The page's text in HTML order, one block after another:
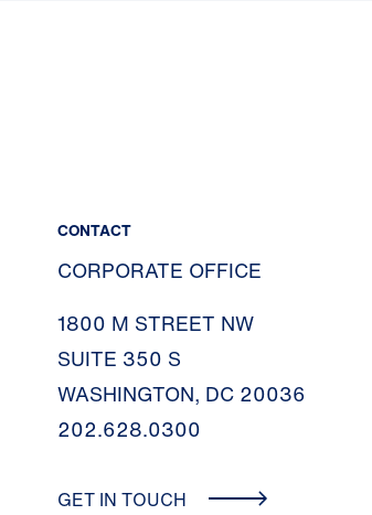
CONTACT
CORPORATE OFFICE
1800 M STREET NW
SUITE 350 S
WASHINGTON, DC 20036
202.628.0300
GET IN TOUCH